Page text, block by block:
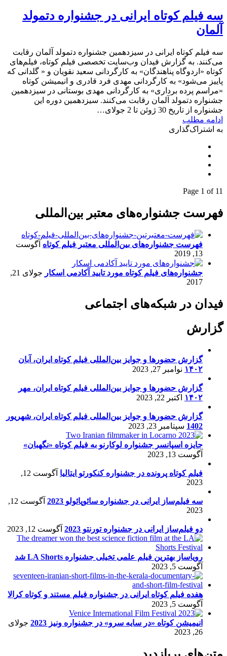
سه فیلم کوتاه ایرانی در جشنواره دتمولد
آلمان
سه فیلم کوتاه ایرانی در سیزدهمین جشنواره دتمولد آلمان رقابت
می‌کنند. به گزارش فیدان وب‌سایت تخصصی فیلم کوتاه، فیلم‌های
کوتاه «اردوگاه پناهندگان» به کارگردانی سعید نقویان و « گلدانی که
پاییز می‌شود» به کارگردانی مهدی فرد قادری و انیمیشن کوتاه
«مراسم پرده برداری» به کارگردانی مهدی بوستانی در سیزدهمین
جشنواره دتمولد آلمان رقابت می‌کنند. سیزدهمین دوره این
جشنواره از تاریخ 30 ژوئن تا 2 جولای…
ادامه مطلب
به اشتراک‌گذاری
Page 1 of 11
فهرست جشنواره‌های معتبر بین‌المللی
فهرست جشنواره‌های بین‌المللی معتبر فیلم کوتاه آگوست
13, 2019
جشنواره‌های فیلم کوتاه مورد تایید آکادمی اسکار
جولای 21,
2017
فیدان در شبکه‌های اجتماعی
گزارش
گزارش حضورها و جوایز بین‌المللی فیلم کوتاه ایران، آبان
۱۴۰۲ نوامبر 27, 2023
گزارش حضورها و جوایز بین‌المللی فیلم کوتاه ایران، مهر
۱۴۰۲ اکتبر 22, 2023
گزارش حضورها و جوایز بین‌المللی فیلم کوتاه ایران، شهریور
1402 سپتامبر 23, 2023
جایزه اسپانسر جشنواره لوکارنو به فیلم کوتاه «نگهبان»
آگوست 13, 2023
فیلم کوتاه پرونده در جشنواره کنکورتو ایتالیا
آگوست 12,
2023
سه فیلم‌ساز ایرانی در جشنواره سائوپائولو 2023
آگوست 12,
2023
دو فیلم‌ساز ایرانی در جشنواره تورنتو 2023 آگوست 12, 2023
رویاساز بهترین فیلم علمی تخیلی جشنواره LA Shorts شد
آگوست 5, 2023
هفده فیلم کوتاه ایرانی در جشنواره فیلم مستند و کوتاه کرالا
آگوست 5, 2023
انیمیشن کوتاه «در سایه سرو» در جشنواره ونیز 2023
جولای
26, 2023